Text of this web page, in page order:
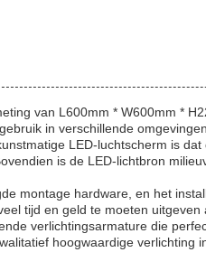
van L600mm * W600mm *
in verschillende
LED-luchtscherm is
is de LED-lichtbron
montage hardware, en het
tijd en geld te moeten uitgeven
verlichtingsarmature die
hoogwaardige verlichting